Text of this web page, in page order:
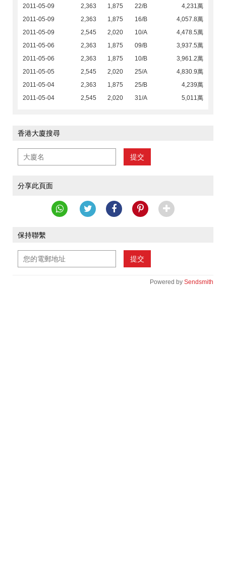
2011-05-09
2,363 1,875 22/B
4,231萬
2011-05-09
2,363 1,875 16/B
4,057.8萬
2011-05-09
2,545 2,020 10/A
4,478.5萬
2011-05-06
2,363 1,875 09/B
3,937.5萬
2011-05-06
2,363 1,875 10/B
3,961.2萬
2011-05-05
2,545 2,020 25/A
4,830.9萬
2011-05-04
2,363 1,875 25/B
4,239萬
2011-05-04
2,545 2,020 31/A 5,011萬
香港大廈搜尋
提交
分享此頁面
保持聯繫
提交
Powered by Sendsmith